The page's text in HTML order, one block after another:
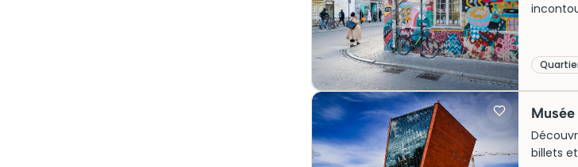
billets